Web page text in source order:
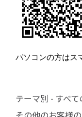
パソコンの方はス
テーマ別 - すべ